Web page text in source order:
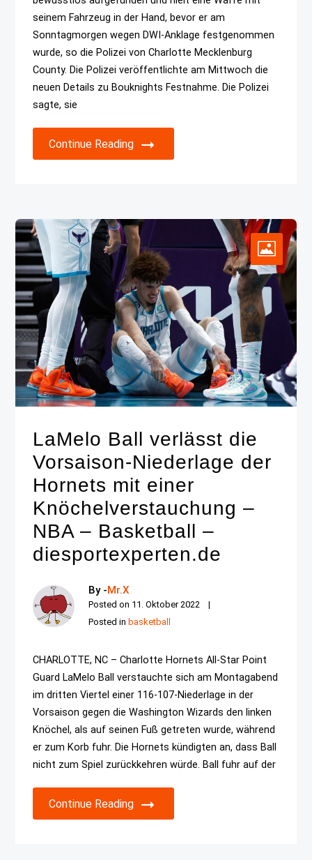
seinem Fahrzeug in der Hand, bevor er am
Sonntagmorgen wegen DWI-Anklage festgenommen
wurde, so die Polizei von Charlotte Mecklenburg
County. Die Polizei veröffentlichte am Mittwoch die
neuen Details zu Bouknights Festnahme. Die Polizei
sagte, sie
Continue Reading
LaMelo Ball verlässt die
Vorsaison-Niederlage der
Hornets mit einer
Knöchelverstauchung –
NBA – Basketball –
diesportexperten.de
By -Mr.X
Posted on 11. Oktober 2022
Posted in basketball
CHARLOTTE, NC – Charlotte Hornets All-Star Point
Guard LaMelo Ball verstauchte sich am Montagabend
im dritten Viertel einer 116-107-Niederlage in der
Vorsaison gegen die Washington Wizards den linken
Knöchel, als auf seinen Fuß getreten wurde, während
er zum Korb fuhr. Die Hornets kündigten an, dass Ball
nicht zum Spiel zurückkehren würde. Ball fuhr auf der
Continue Reading